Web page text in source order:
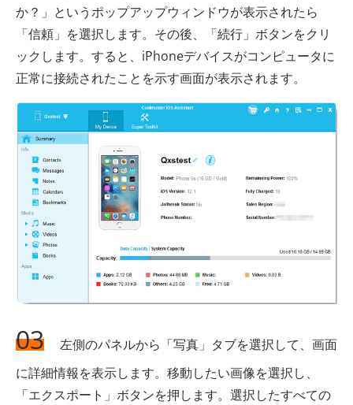
か？」というポップアップウィンドウが表示されたら
「信頼」を選択します。その後、「続行」ボタンをクリ
ックします。すると、iPhoneデバイスがコンピュータに
正常に接続されたことを示す画面が表示されます。
03
左側のパネルから「写真」タブを選択して、画面
に詳細情報を表示します。移動したい画像を選択し、
「エクスポート」ボタンを押します。選択したすべての